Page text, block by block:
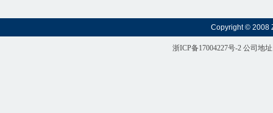
Copyright © 2008
浙ICP备17004227号-2 公司地